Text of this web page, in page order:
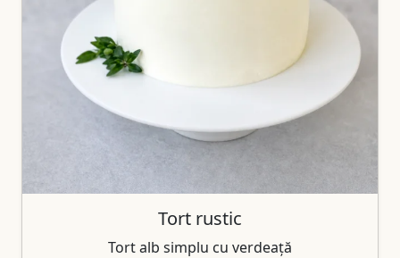
Tort rustic
Tort alb simplu cu verdeață